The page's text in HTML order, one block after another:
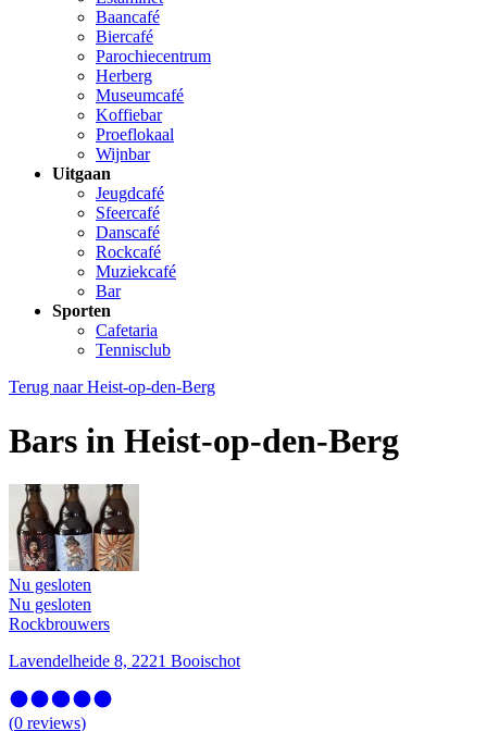
Baancafé
Biercafé
Parochiecentrum
Herberg
Museumcafé
Koffiebar
Proeflokaal
Wijnbar
Uitgaan
Jeugdcafé
Sfeercafé
Danscafé
Rockcafé
Muziekcafé
Bar
Sporten
Cafetaria
Tennisclub
Terug naar Heist-op-den-Berg
Bars in Heist-op-den-Berg
Nu gesloten
Nu gesloten
Rockbrouwers
Lavendelheide 8, 2221 Booischot
(0 reviews)